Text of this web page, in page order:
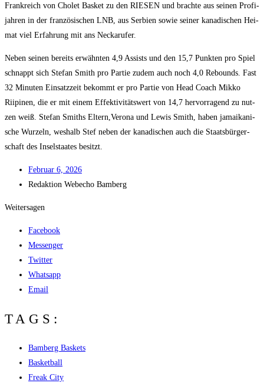
Frank­reich von Cho­let Bas­ket zu den RIESEN und brach­te aus sei­nen Pro­fi­
jah­ren in der fran­zö­si­schen LNB, aus Ser­bi­en sowie sei­ner kana­di­schen Hei­
mat viel Erfah­rung mit ans Neckarufer.
Neben sei­nen bereits erwähn­ten 4,9 Assists und den 15,7 Punk­ten pro Spiel
schnappt sich Ste­fan Smith pro Par­tie zudem auch noch 4,0 Rebounds. Fast
32 Minu­ten Ein­satz­zeit bekommt er pro Par­tie von Head Coach Mik­ko
Riipi­nen, die er mit einem Effek­ti­vi­täts­wert von 14,7 her­vor­ra­gend zu nut­
zen weiß. Ste­fan Smit­hs Eltern,Verona und Lewis Smith, haben jamai­ka­ni­
sche Wur­zeln, wes­halb Stef neben der kana­di­schen auch die Staats­bür­ger­
schaft des Insel­staa­tes besitzt.
Febru­ar 6, 2026
Redak­ti­on Web­echo Bamberg
Weitersagen
Facebook
Messenger
Twitter
Whatsapp
Email
TAGS:
Bamberg Baskets
Basketball
Freak City